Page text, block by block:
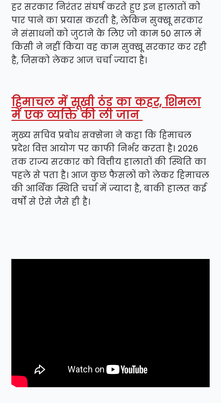
हर सरकार निरंतर संघर्ष करते हुए इन हालातों को
पार पाने का प्रयास करती है, लेकिन सुक्खू सरकार
ने संसाधनों को जुटाने के लिए जो काम 50 साल में
किसी ने नहीं किया वह काम सुक्खू सरकार कर रही
है, जिसको लेकर आज चर्चा ज्यादा है।
हिमाचल में सूखी ठंड का कहर, शिमला
में एक व्यक्ति की ली जान
मुख्य सचिव प्रबोध सक्सेना ने कहा कि हिमाचल
प्रदेश वित्त आयोग पर काफी निर्भर करता है। 2026
तक राज्य सरकार को वित्तीय हालातों की स्थिति का
पहले से पता है। आज कुछ फैसलों को लेकर हिमाचल
की आर्थिक स्थिति चर्चा में ज्यादा है, बाकी हालत कई
वर्षो से ऐसे जैसे ही है।